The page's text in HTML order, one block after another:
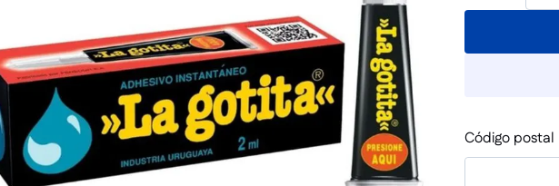
Código postal